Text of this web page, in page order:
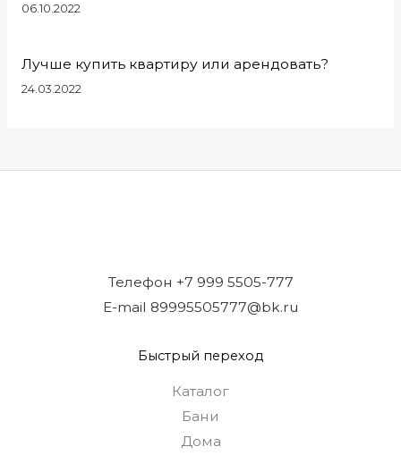
06.10.2022
Лучше купить квартиру или арендовать?
24.03.2022
Телефон +7 999 5505-777
E-mail 89995505777@bk.ru
Быстрый переход
Каталог
Бани
Дома